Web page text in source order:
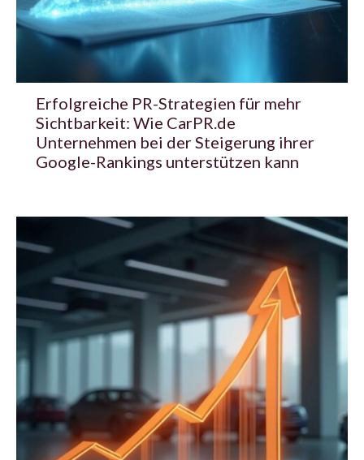
Erfolgreiche PR-Strategien für mehr
Sichtbarkeit: Wie CarPR.de
Unternehmen bei der Steigerung ihrer
Google-Rankings unterstützen kann